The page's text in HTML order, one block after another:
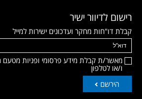
רישום לדיוור ישיר
קבלת דו"חות מחקר ועדכונים ישירות למייל
מאשר/ת קבלת מידע פרסומי ופניות מטעם
ו/או לטלפון
הירשם